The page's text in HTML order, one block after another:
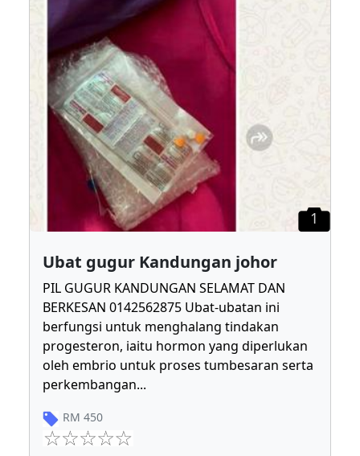
1
Ubat gugur Kandungan johor
PIL GUGUR KANDUNGAN SELAMAT DAN
BERKESAN 0142562875 Ubat-ubatan ini
berfungsi untuk menghalang tindakan
progesteron, iaitu hormon yang diperlukan
oleh embrio untuk proses tumbesaran serta
perkembangan...
RM 450